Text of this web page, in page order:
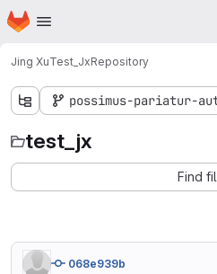
Skip to main content
Homepage
Jing XuTest_JxRepository
possimus-pariatur-
test_jx
Find
068e939b